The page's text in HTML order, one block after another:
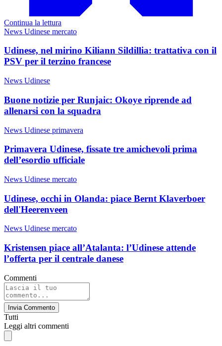
Continua la lettura
News Udinese mercato
Udinese, nel mirino Kiliann Sildillia: trattativa con il
PSV per il terzino francese
News Udinese
Buone notizie per Runjaic: Okoye riprende ad
allenarsi con la squadra
News Udinese primavera
Primavera Udinese, fissate tre amichevoli prima
dell’esordio ufficiale
News Udinese mercato
Udinese, occhi in Olanda: piace Bernt Klaverboer
dell'Heerenveen
News Udinese mercato
Kristensen piace all’Atalanta: l’Udinese attende
l’offerta per il centrale danese
Commenti
Invia Commento
Tutti
Leggi altri commenti